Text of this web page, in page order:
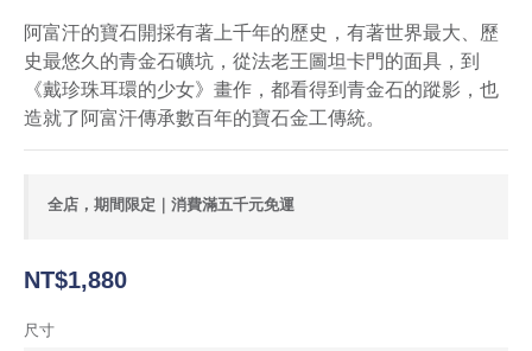
阿富汗的寶石開採有著上千年的歷史，有著世界最大、歷
史最悠久的青金石礦坑，從法老王圖坦卡門的面具，到
《戴珍珠耳環的少女》畫作，都看得到青金石的蹤影，也
造就了阿富汗傳承數百年的寶石金工傳統。
全店，期間限定｜消費滿五千元免運
NT$1,880
尺寸